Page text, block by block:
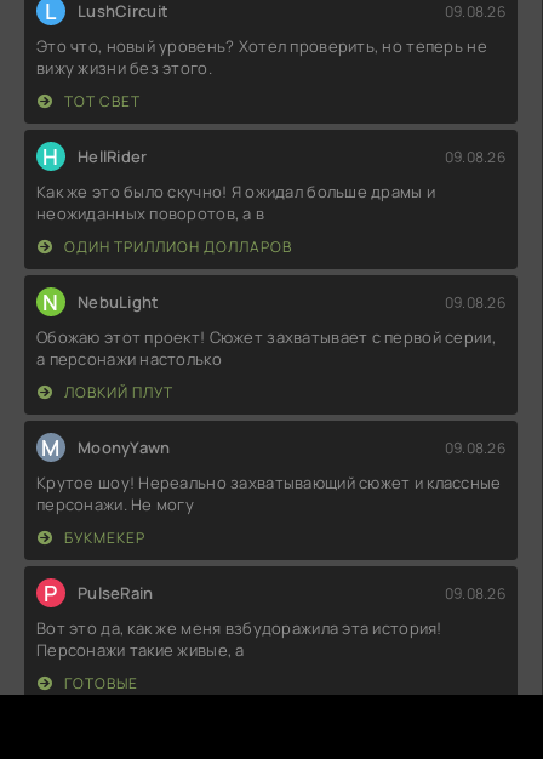
L LushCircuit 09.08.26
Это что, новый уровень? Хотел проверить, но теперь не
вижу жизни без этого.
ТОТ СВЕТ
H HellRider 09.08.26
Как же это было скучно! Я ожидал больше драмы и
неожиданных поворотов, а в
ОДИН ТРИЛЛИОН ДОЛЛАРОВ
N NebuLight 09.08.26
Обожаю этот проект! Сюжет захватывает с первой серии,
а персонажи настолько
ЛОВКИЙ ПЛУТ
M MoonyYawn 09.08.26
Крутое шоу! Нереально захватывающий сюжет и классные
персонажи. Не могу
БУКМЕКЕР
P PulseRain 09.08.26
Вот это да, как же меня взбудоражила эта история!
Персонажи такие живые, а
ГОТОВЫЕ